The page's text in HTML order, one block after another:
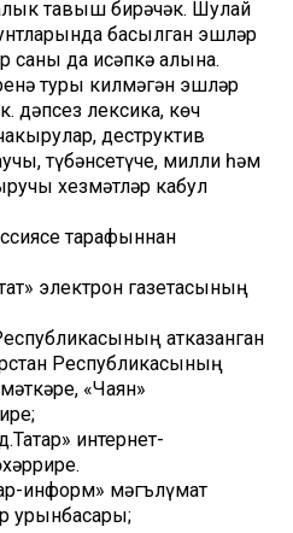
тавыш бирәчәк. Шулай
басылган эшләр
саны да исәпкә алына.
туры килмәгән эшләр
Әдәпсез лексика, көч
деструктив
түбәнсетүче, милли һәм
хезмәтләр кабул
тарафыннан
электрон газетасының
атказанган
Республикасының
«Чаян»
интернет-
информ» мәгълүмат
урынбасары;